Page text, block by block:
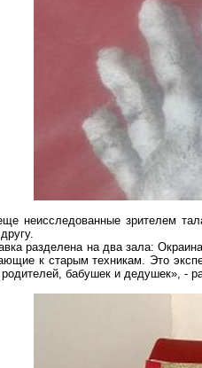
неисследованные зрителем
разделена на два зала:
к старым техникам. Это
бабушек и дедушек», -